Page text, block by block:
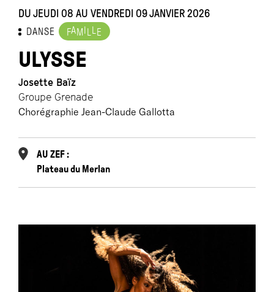
DU JEUDI 08 AU VENDREDI 09 JANVIER 2026
DANSE FAM E
ULYSSE
Josette Baïz
Groupe Grenade
Chorégraphie Jean-Claude Gallotta
AU ZEF :
Plateau du Merlan